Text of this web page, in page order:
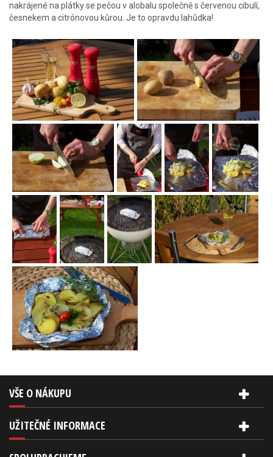
nakrájené na plátky se pečou v alobalu společně s červenou cibulí,
česnekem a citrónovou kůrou. Je to opravdu lahůdka!
VŠE O NÁKUPU
UŽITEČNÉ INFORMACE